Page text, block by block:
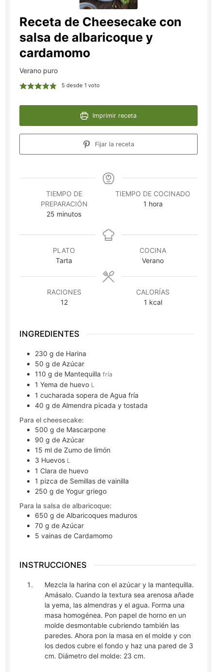
Receta de Cheesecake con
salsa de albaricoque y
cardamomo
Verano puro
5 desde 1 voto
Imprimir receta
Fijar la receta
TIEMPO DE
PREPARACIÓN
25 minutos
minutos
TIEMPO DE COCINADO
1 hora
hora
PLATO
Tarta
COCINA
Verano
RACIONES
12
CALORÍAS
1 kcal
INGREDIENTES
230 g de Harina
50 g de Azúcar
110 g de Mantequillafría
1 Yema de huevo L
1 cucharada sopera de Agua fría
40 g de Almendra picada y tostada
Para el cheesecake:
500 g de Mascarpone
90 g de Azúcar
15 ml de Zumo de limón
3 Huevos L
1 Clara de huevo
1 pizca de Semillas de vainilla
250 g de Yogur griego
Para la salsa de albaricoque:
650 g de Albaricoques maduros
70 g de Azúcar
5 vainas de Cardamomo
INSTRUCCIONES
Mezcla la harina con el azúcar y la mantequilla.
Amásalo. Cuando la textura sea arenosa añade
la yema, las almendras y el agua. Forma una
masa homogénea. Pon papel de horno en un
molde desmontable cubriendo también las
paredes. Ahora pon la masa en el molde y con
los dedos cubre el fondo y haz una pared de 3
cm. Diámetro del molde: 23 cm.